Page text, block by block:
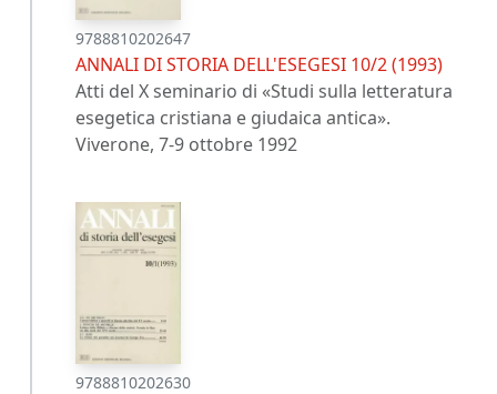
9788810202647
ANNALI DI STORIA DELL'ESEGESI 10/2 (1993)
Atti del X seminario di «Studi sulla letteratura
esegetica cristiana e giudaica antica».
Viverone, 7-9 ottobre 1992
9788810202630